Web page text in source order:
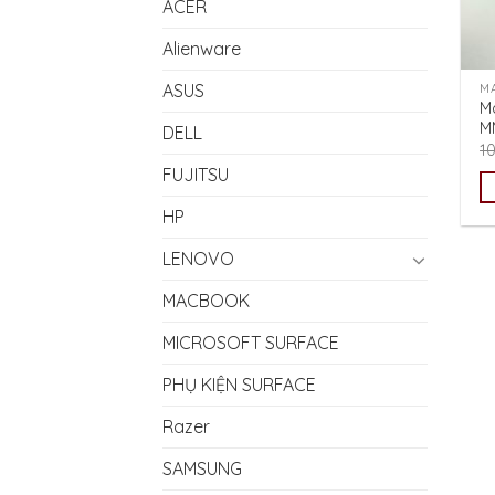
ACER
Alienware
ASUS
DELL
FUJITSU
HP
LENOVO
MACBOOK
MICROSOFT SURFACE
PHỤ KIỆN SURFACE
Razer
SAMSUNG